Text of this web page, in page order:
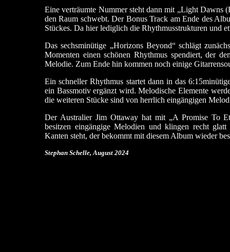
Eine verträumte Nummer steht dann mit „Light Dawns
den Raum schwebt. Der Bonus Track am Ende des
Stückes. Da hier lediglich die Rhythmusstrukturen und
Das sechsminütige „Horizons Beyond“ schlägt
Momenten einen schönen Rhythmus spendiert, der
Melodie. Zum Ende hin kommen noch einige
Ein schneller Rhythmus startet dann in das
ein Bassmotiv ergänzt wird. Melodische Elemente
die weiteren Stücke sind von herrlich eingängigen
Der Australier Jim Ottaway hat mit „A Promise To
besitzen eingängige Melodien und klingen recht
Kanten steht, der bekommt mit diesem Album wieder
Stephan Schelle, August 2024